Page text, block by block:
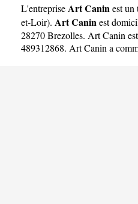
L'entrepriseArt Caninest un
et-Loir). Art Caninest
28270 Brezolles. Art Canin
489312868. Art Canin a